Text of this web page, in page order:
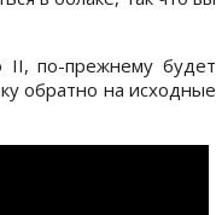
II, по-прежнему будет
обратно на исходные